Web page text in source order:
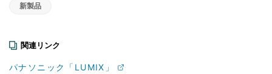
新製品
関連リンク
パナソニック「LUMIX」